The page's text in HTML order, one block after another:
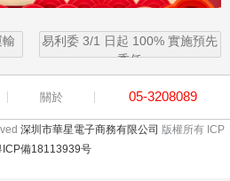
易利委 3/1 日起 100% 實施預先
委任
關於 05-3208089
深圳市華星電子商務有限公司 版權所有 ICP
ICP備18113939号